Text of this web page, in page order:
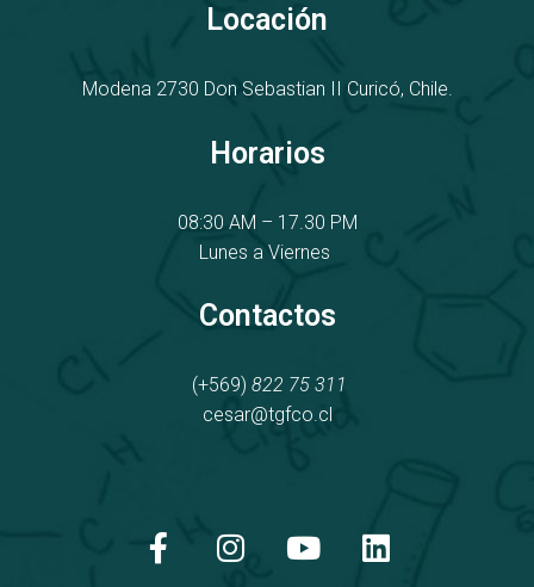
Locación
Modena 2730 Don Sebastian II Curicó, Chile.
Horarios
08:30 AM – 17.30 PM
Lunes a Viernes
Contactos
(+569) 822 75 311
cesar@tgfco.cl
c
e
s
t
u
t
n
k